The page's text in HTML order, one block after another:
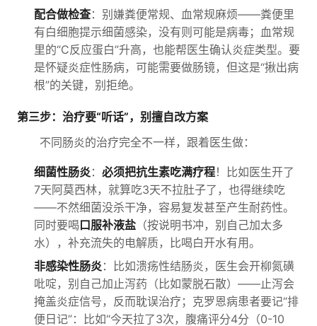
配合做检查：别嫌粪便常规、血常规麻烦——粪便里
有白细胞提示细菌感染，没有则可能是病毒；血常规
里的“C反应蛋白”升高，也能帮医生确认炎症类型。要
是怀疑炎症性肠病，可能需要做肠镜，但这是“揪出病
根”的关键，别拒绝。
第三步：治疗要“听话”，别擅自改方案
不同肠炎的治疗完全不一样，跟着医生做：
细菌性肠炎： 必须把抗生素吃满疗程！比如医生开了
7天阿莫西林，就算吃3天不拉肚子了，也得继续吃
——不然细菌没杀干净，容易复发甚至产生耐药性。
同时要喝口服补液盐 （按说明书冲，别自己加太多
水），补充流失的电解质，比喝白开水有用。
非感染性肠炎：比如溃疡性结肠炎，医生会开柳氮磺
吡啶，别自己加止泻药（比如蒙脱石散）——止泻会
掩盖炎症信号，反而耽误治疗；克罗恩病患者要记“排
便日记”：比如“今天拉了3次，腹痛评分4分（0-10